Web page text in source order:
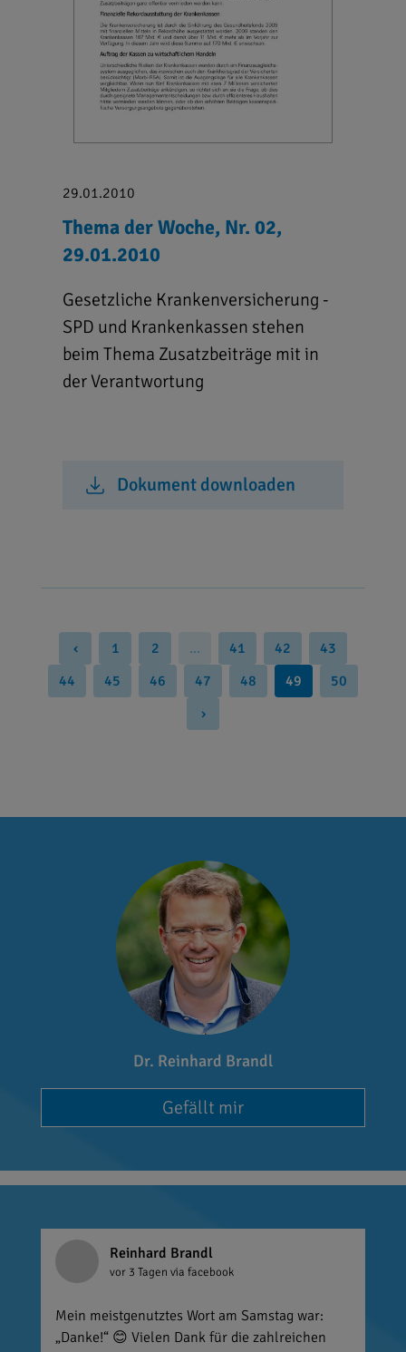
29.01.2010
Thema der Woche, Nr. 02,
29.01.2010
Gesetzliche Krankenversicherung -
SPD und Krankenkassen stehen
beim Thema Zusatzbeiträge mit in
der Verantwortung
Dokument downloaden
‹ 1 2 ... 41 42
43
44
45 46 47 48 49
50
›
Dr. Reinhard Brandl
Gefällt mir
Reinhard Brandl
vor 3 Tagen via facebook
Mein meistgenutztes Wort am Samstag war:
„Danke!“ 😊 Vielen Dank für die zahlreichen